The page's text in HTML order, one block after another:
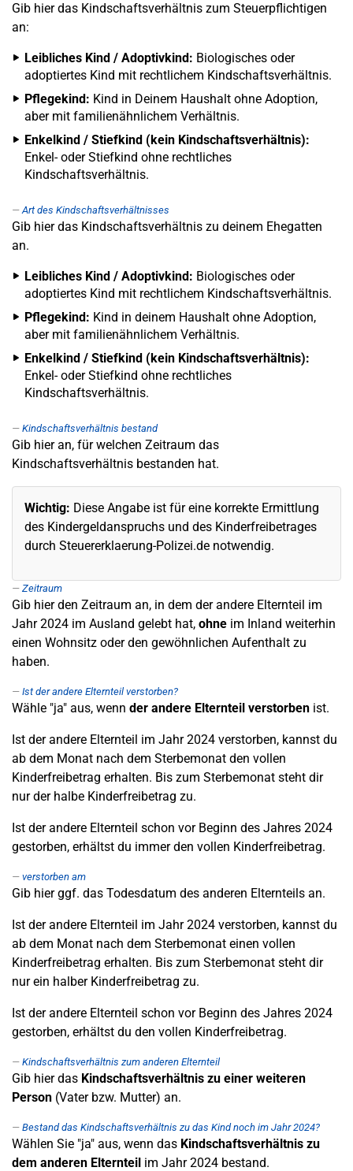
Gib hier das Kindschaftsverhältnis zum Steuerpflichtigen
an:
Leibliches Kind / Adoptivkind: Biologisches oder
adoptiertes Kind mit rechtlichem Kindschaftsverhältnis.
Pflegekind: Kind in Deinem Haushalt ohne Adoption,
aber mit familienähnlichem Verhältnis.
Enkelkind / Stiefkind (kein Kindschaftsverhältnis):
Enkel- oder Stiefkind ohne rechtliches
Kindschaftsverhältnis.
Art des Kindschaftsverhältnisses
Gib hier das Kindschaftsverhältnis zu deinem Ehegatten
an.
Leibliches Kind / Adoptivkind: Biologisches oder
adoptiertes Kind mit rechtlichem Kindschaftsverhältnis.
Pflegekind: Kind in deinem Haushalt ohne Adoption,
aber mit familienähnlichem Verhältnis.
Enkelkind / Stiefkind (kein Kindschaftsverhältnis):
Enkel- oder Stiefkind ohne rechtliches
Kindschaftsverhältnis.
Kindschaftsverhältnis bestand
Gib hier an, für welchen Zeitraum das
Kindschaftsverhältnis bestanden hat.
Wichtig: Diese Angabe ist für eine korrekte Ermittlung
des Kindergeldanspruchs und des Kinderfreibetrages
durch Steuererklaerung-Polizei.de notwendig.
Zeitraum
Gib hier den Zeitraum an, in dem der andere Elternteil im
Jahr 2024 im Ausland gelebt hat, ohne im Inland weiterhin
einen Wohnsitz oder den gewöhnlichen Aufenthalt zu
haben.
Ist der andere Elternteil verstorben?
Wähle "ja" aus, wenn der andere Elternteil verstorben ist.
Ist der andere Elternteil im Jahr 2024 verstorben, kannst du
ab dem Monat nach dem Sterbemonat den vollen
Kinderfreibetrag erhalten. Bis zum Sterbemonat steht dir
nur der halbe Kinderfreibetrag zu.
Ist der andere Elternteil schon vor Beginn des Jahres 2024
gestorben, erhältst du immer den vollen Kinderfreibetrag.
verstorben am
Gib hier ggf. das Todesdatum des anderen Elternteils an.
Ist der andere Elternteil im Jahr 2024 verstorben, kannst du
ab dem Monat nach dem Sterbemonat einen vollen
Kinderfreibetrag erhalten. Bis zum Sterbemonat steht dir
nur ein halber Kinderfreibetrag zu.
Ist der andere Elternteil schon vor Beginn des Jahres 2024
gestorben, erhältst du den vollen Kinderfreibetrag.
Kindschaftsverhältnis zum anderen Elternteil
Gib hier das Kindschaftsverhältnis zu einer weiteren
Person (Vater bzw. Mutter) an.
Bestand das Kindschaftsverhältnis zu das Kind noch im Jahr 2024?
Wählen Sie "ja" aus, wenn das Kindschaftsverhältnis zu
dem anderen Elternteil im Jahr 2024 bestand.